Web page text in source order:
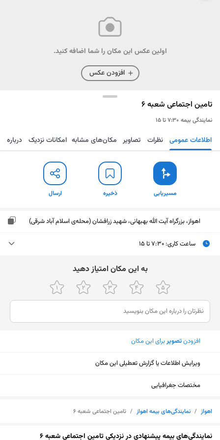
اولین عکس این مکان را شما اضافه کنید.
افزودن عکس
تامین اجتماعی شعبه ۶
نمایندگی بیمه ۷:۳۰ تا ۱۵
مسیریابی ذخیره ارسال اطلاعات عمومی نظرات تصاویر مکان‌های مشابه امکانات نزدیک درباره
مسیریابی ذخیره ارسال
اهواز، بزرگراه آیت الله بهبهانی، شهید زرافشان (محله‌ی اسلام آباد شرقی)
ساعت کاری: ۷:۳۰ تا ۱۵
چهارشنبه
۷:۳۰ تا ۱۵
پنجشنبه
تعطیل
جمعه
شنبه
یکشنبه
ﺑﻪ اﯾﻦ ﻣﮑﺎن اﻣﺘﯿﺎز دﻫﯿﺪ
افزودنتصویربرای این مکان
ویرایش اطلاعات یا گزارش تعطیلی این مکان
مختصات جغرافیایی
اهواز / نمایندگی‌های بیمه اهواز / تامین اجتماعی شعبه ۶
نمایندگی‌های بیمه پیشنهادی در نزدیکی تامین اجتماعی شعبه ۶